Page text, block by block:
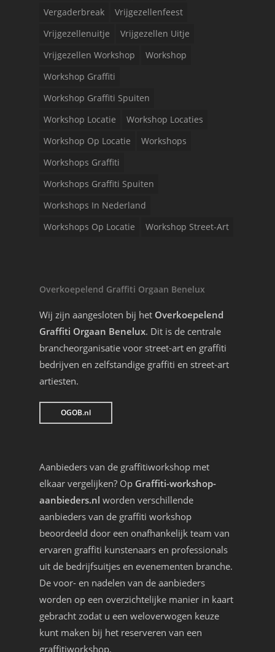
Vergaderbreak
Vrijgezellenfeest
Vrijgezellenuitje
Vrijgezellen Uitje
Vrijgezellen Workshop
Workshop
Workshop Graffiti
Workshop Graffiti Spuiten
Workshop Locatie
Workshop Locaties
Workshop Op Locatie
Workshops
Workshops Graffiti
Workshops Graffiti Spuiten
Workshops In Nederland
Workshops Op Locatie
Workshop Street-Art
Overkoepelend Graffiti Orgaan Benelux
Wij zijn aangesloten bij het Overkoepelend
Graffiti Orgaan Benelux. Dit is de centrale
brancheorganisatie voor street-art en graffiti
bedrijven en zelfstandige graffiti en street-art
artiesten.
OGOB.nl
Aanbieders van de graffitiworkshop met
elkaar vergelijken? Op Graffiti-workshop-
aanbieders.nl worden verschillende
aanbieders van de graffiti workshop
beoordeeld door een onafhankelijk team van
ervaren graffiti kunstenaars en professionals
uit de bedrijfsuitjes en evenementen branche.
De voor- en nadelen van de aanbieders
worden op een overzichtelijke manier in kaart
gebracht zodat u een weloverwogen keuze
kunt maken bij het reserveren van een
graffitiworkshop.